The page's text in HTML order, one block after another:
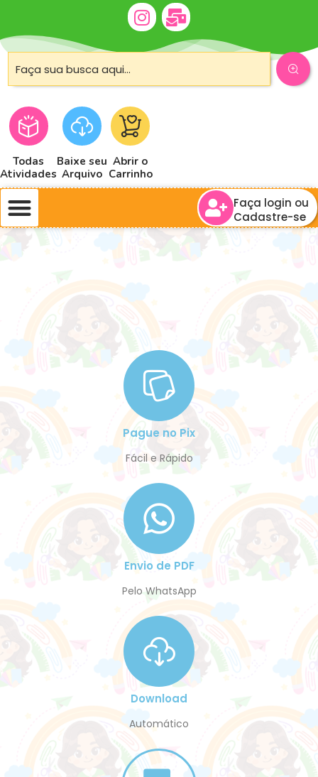
Todas
Atividades
Baixe seu
Arquivo
Abrir o
Carrinho
Faça login ou
Cadastre-se
Pague no Pix
Fácil e Rápido
Envio de PDF
Pelo WhatsApp
Download
Automático